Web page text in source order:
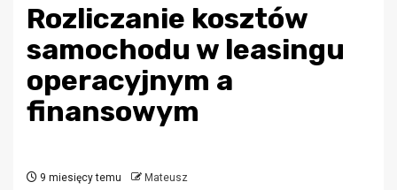
Rozliczanie kosztów
samochodu w leasingu
operacyjnym a
finansowym
9 miesięcy temu Mateusz